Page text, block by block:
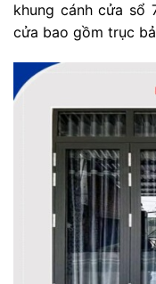
khung cánh cửa sổ
cửa bao gồm trục